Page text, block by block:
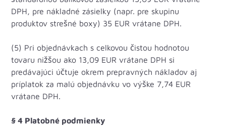
DPH, pre nákladné zásielky (napr. pre skupinu
produktov strešné boxy) 35 EUR vrátane DPH.
(5) Pri objednávkach s celkovou čistou hodnotou
tovaru nižšou ako 13,09 EUR vrátane DPH si
predávajúci účtuje okrem prepravných nákladov aj
príplatok za malú objednávku vo výške 7,74 EUR
vrátane DPH.
§ 4 Platobné podmienky